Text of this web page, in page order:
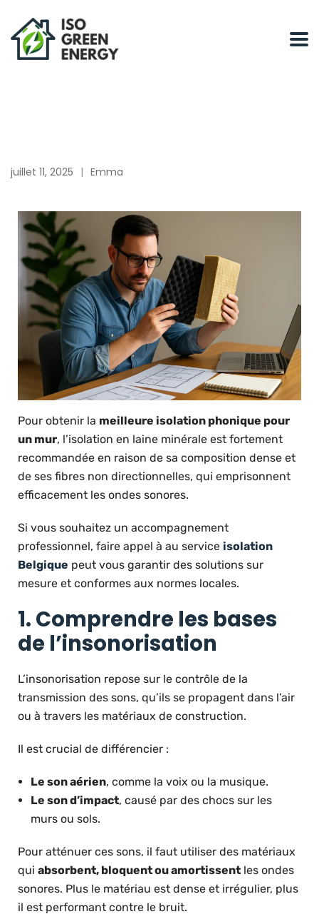
juillet 11, 2025 Emma
Pour obtenir la meilleure isolation phonique pour
un mur, l’isolation en laine minérale est fortement
recommandée en raison de sa composition dense et
de ses fibres non directionnelles, qui emprisonnent
efficacement les ondes sonores.
Si vous souhaitez un accompagnement
professionnel, faire appel à au service isolation
Belgique peut vous garantir des solutions sur
mesure et conformes aux normes locales.
1. Comprendre les bases
de l’insonorisation
L’insonorisation repose sur le contrôle de la
transmission des sons, qu’ils se propagent dans l’air
ou à travers les matériaux de construction.
Il est crucial de différencier :
Le son aérien, comme la voix ou la musique.
Le son d’impact, causé par des chocs sur les
murs ou sols.
Pour atténuer ces sons, il faut utiliser des matériaux
qui absorbent, bloquent ou amortissent les ondes
sonores. Plus le matériau est dense et irrégulier, plus
il est performant contre le bruit.